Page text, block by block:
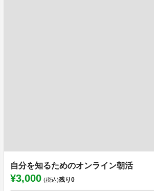
自分を知るためのオンライン朝活
¥3,000 (税込)残り0